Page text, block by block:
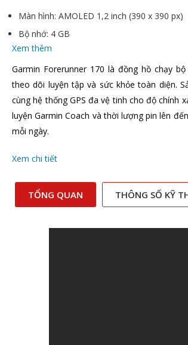
Màn hình: AMOLED 1,2 inch (390 x 390 px)
Bộ nhớ: 4 GB
Xem thêm
Garmin Forerunner 170 là đồng hồ chạy
theo dõi luyện tập và sức khỏe toàn diện.
cùng hệ thống GPS đa vệ tinh cho độ chính
luyện Garmin Coach và thời lượng pin lên
mỗi ngày.
Xem chi tiết
TỔNG QUAN THÔNG SỐ KỸ